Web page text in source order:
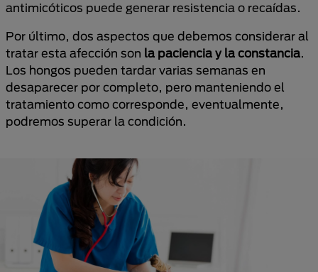
antimicóticos puede generar resistencia o recaídas.
Por último, dos aspectos que debemos considerar al
tratar esta afección son la paciencia y la constancia.
Los hongos pueden tardar varias semanas en
desaparecer por completo, pero manteniendo el
tratamiento como corresponde, eventualmente,
podremos superar la condición.